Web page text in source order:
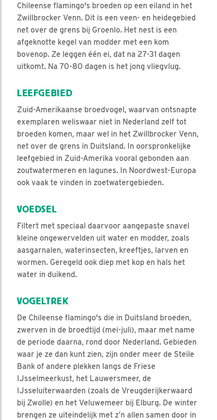
Chileense flamingo's broeden op een eiland in het
Zwillbrocker Venn. Dit is een veen- en heidegebied
net over de grens bij Groenlo. Het nest is een
afgeknotte kegel van modder met een kom
bovenop. Ze leggen één ei, dat na 27-31 dagen
uitkomt. Na 70-80 dagen is het jong vliegvlug.
LEEFGEBIED
Zuid-Amerikaanse broedvogel, waarvan ontsnapte
exemplaren weliswaar niet in Nederland zelf tot
broeden komen, maar wel in het Zwillbrocker Venn,
net over de grens in Duitsland. In oorspronkelijke
leefgebied in Zuid-Amerika vooral gebonden aan
zoutwatermeren en lagunes. In Noordwest-Europa
ook vaak te vinden in zoetwatergebieden.
VOEDSEL
Filtert met speciaal daarvoor aangepaste snavel
kleine ongewervelden uit water en modder, zoals
aasgarnalen, waterinsecten, kreeftjes, larven en
wormen. Geregeld ook diep met kop en hals het
water in duikend.
VOGELTREK
De Chileense flamingo's die in Duitsland broeden,
zwerven in de broedtijd (mei-juli), maar met name
de periode daarna, rond door Nederland. Gebieden
waar je ze dan kunt zien, zijn onder meer de Steile
Bank of andere plekken langs de Friese
IJsselmeerkust, het Lauwersmeer, de
IJsseluiterwaarden (zoals de Vreugderijkerwaard
bij Zwolle) en het Veluwemeer bij Elburg. De winter
brengen ze uiteindelijk met z’n allen samen door in